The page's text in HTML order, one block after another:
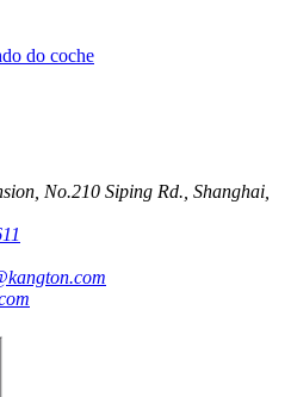
do coche
No.210 Siping Rd., Shanghai,